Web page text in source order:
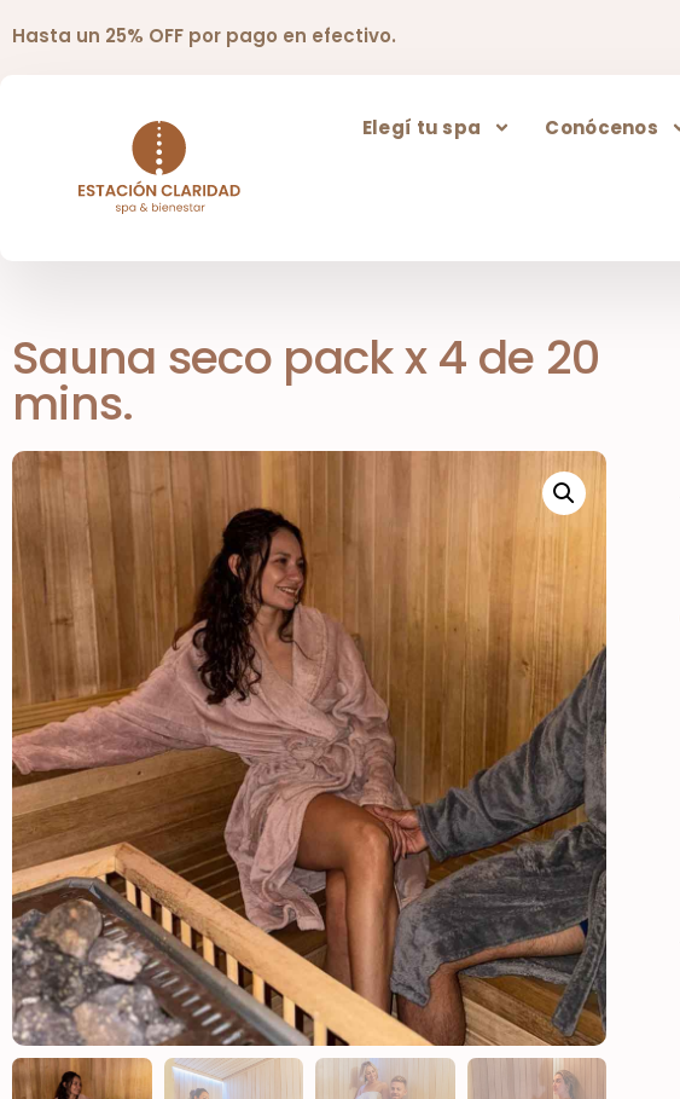
Hasta un 25% OFF por pago en efectivo.
Elegí tu spa Conócenos
Sauna seco pack x 4 de 20
mins.